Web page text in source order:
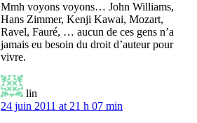
Mmh voyons voyons… John Williams,
Hans Zimmer, Kenji Kawai, Mozart,
Ravel, Fauré, … aucun de ces gens n’a
jamais eu besoin du droit d’auteur pour
vivre.
lin
24 juin 2011 at 21 h 07 min